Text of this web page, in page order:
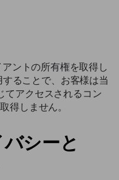
ントの所有権を取得し
ることで、お客様は当
てアクセスされるコン
得しません。
シーと